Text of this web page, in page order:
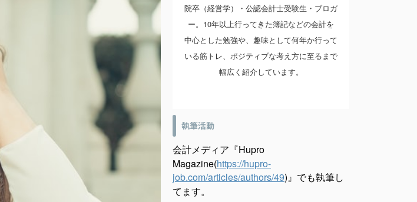
院卒（経営学）・公認会計士受験生・ブロガ
ー。10年以上行ってきた簿記などの会計を
中心とした勉強や、趣味として何年か行って
いる筋トレ、ポジティブな考え方に至るまで
幅広く紹介しています。
執筆活動
会計メディア『Hupro
Magazine(https://hupro-
job.com/articles/authors/49)』でも執筆し
てます。